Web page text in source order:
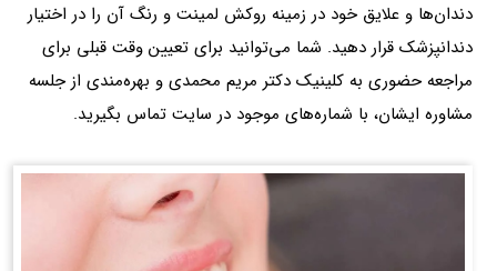
دندان‌ها و علایق خود در زمینه روکش لمینت و رنگ آن را در اختیار
دندانپزشک قرار دهید. شما می‌توانید برای تعیین وقت قبلی برای
مراجعه حضوری به کلینیک دکتر مریم محمدی و بهره‌مندی از جلسه
مشاوره ایشان، با شماره‌های موجود در سایت تماس بگیرید.